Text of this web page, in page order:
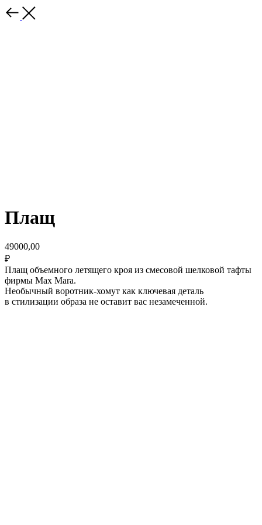
Плащ
49000,00
₽
Плащ объемного летящего кроя из смесовой шелковой тафты
фирмы Max Mara.
Необычный воротник-хомут как ключевая деталь
в стилизации образа не оставит вас незамеченной.